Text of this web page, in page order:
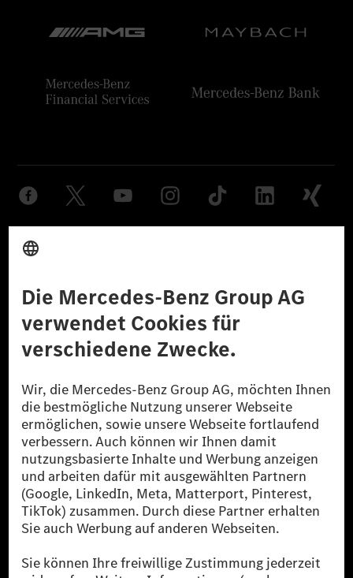
© 2026 Mercedes-Benz Group AG. Alle Rechte vorbehalten.
reduzierte CO₂-Emissionen bei der Mercedes-Benz Group durch
zertifizierte Ausgleichsprojekte kompensiert werden.
[2] Renewable Charging ist ein integraler Bestandteil von MB.CHARGE
Public in Europa, den USA, Kanada und China. Sofern an der jeweiligen
Ladestation noch kein Strom aus erneuerbaren Energien vorliegt,
verwendet Renewable Charging Grünstromzertifikate*. Diese stellen
sicher, dass für Ladevorgänge über MB.CHARGE Public eine äquivalente
Strommenge aus erneuerbaren Energien ins Stromnetz eingespeist wird.
Sie stammen ausschließlich aus Wind- und Solarkraftanlagen, die jünger
als sechs Jahre sind.
* Inkl. EKOenergy Ökolabel
* Die angegebenen Werte wurden nach dem vorgeschriebenen
Messverfahren WLTP (Worldwide harmonised Light vehicles Test